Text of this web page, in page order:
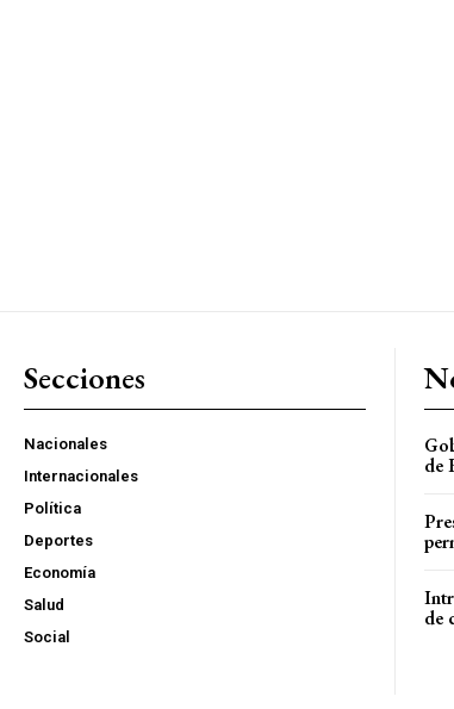
Secciones
Nacionales
Internacionales
Política
Deportes
Economía
Salud
Social
de
de